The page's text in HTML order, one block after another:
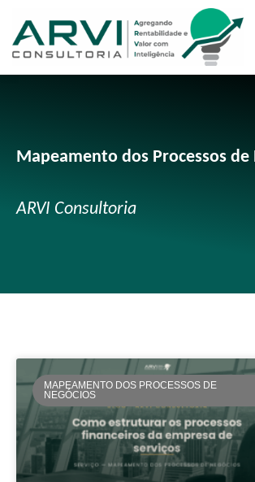
Mapeamento dos Processos de
ARVI Consultoria
MAPEAMENTO DOS PROCESSOS DE
NEGÓCIOS